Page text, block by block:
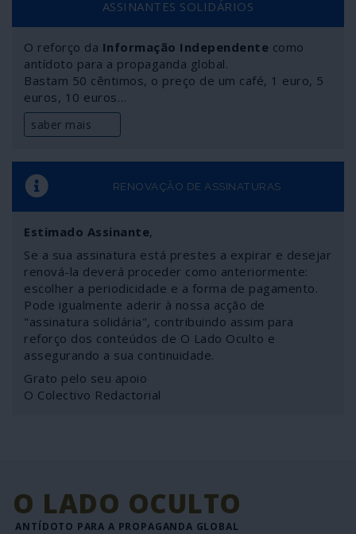
que um Estado fascista nascesse da "democracia" do
golpe. A Ucrânia é o exemplo pleno das estranhas
circunvoluções "democráticas" que asseguram o "nosso
civilizado modo de vida".
ASSINANTES SOLIDÁRIOS
O reforço da Informação Independente como
antídoto para a propaganda global.
Bastam 50 cêntimos, o preço de um café, 1 euro, 5
euros, 10 euros…
saber mais
RENOVAÇÃO DE ASSINATURAS
Estimado Assinante,
Se a sua assinatura está prestes a expirar e desejar
renová-la deverá proceder como anteriormente:
escolher a periodicidade e a forma de pagamento.
Pode igualmente aderir à nossa acção de
"assinatura solidária", contribuindo assim para
reforço dos conteúdos de O Lado Oculto e
assegurando a sua continuidade.
Grato pelo seu apoio
O Colectivo Redactorial
O LADO OCULTO
ANTÍDOTO PARA A PROPAGANDA GLOBAL